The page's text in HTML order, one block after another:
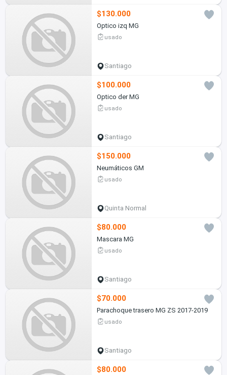
$130.000
Optico izq MG
usado
Santiago
$100.000
Optico der MG
usado
Santiago
$150.000
Neumáticos GM
usado
Quinta Normal
$80.000
Mascara MG
usado
Santiago
$70.000
Parachoque trasero MG ZS 2017-2019
usado
Santiago
$80.000